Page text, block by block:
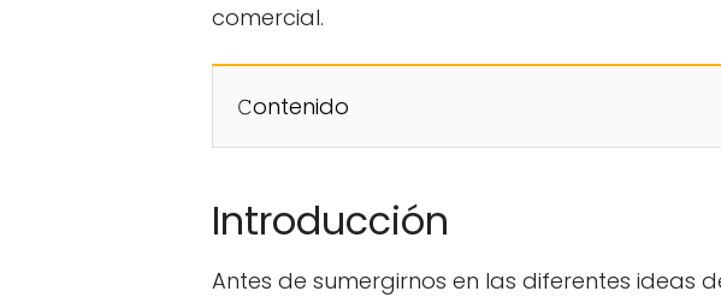
comercial.
𝙲ontenido
Introducción
Antes de sumergirnos en las diferentes ideas